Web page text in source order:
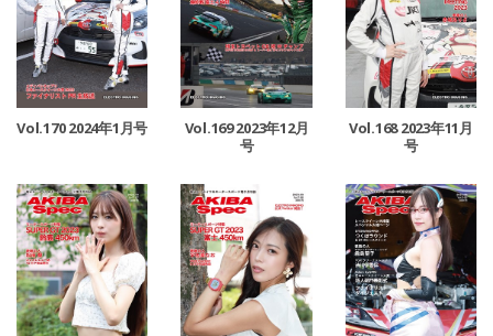
Vol.170 2024年1月号
Vol.169 2023年12月
号
Vol.168 2023年11月
号